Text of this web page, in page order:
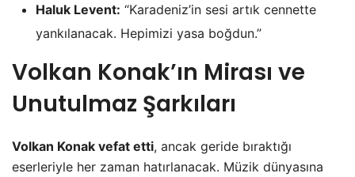
Haluk Levent: “Karadeniz’in sesi artık cennette
yankılanacak. Hepimizi yasa boğdun.”
Volkan Konak’ın Mirası ve
Unutulmaz Şarkıları
Volkan Konak vefat etti, ancak geride bıraktığı
eserleriyle her zaman hatırlanacak. Müzik dünyasına